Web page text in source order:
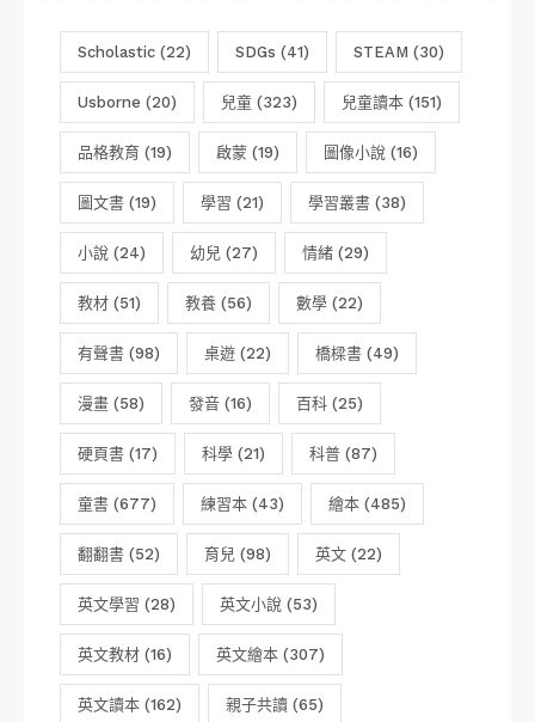
Scholastic (22) SDGs (41) STEAM (30)
Usborne (20) 兒童 (323) 兒童讀本 (151)
品格教育 (19) 啟蒙 (19) 圖像小說 (16)
圖文書 (19) 學習 (21) 學習叢書 (38)
小說 (24) 幼兒 (27) 情緒 (29)
教材 (51) 教養 (56) 數學 (22)
有聲書 (98) 桌遊 (22) 橋樑書 (49)
漫畫 (58) 發音 (16) 百科 (25)
硬頁書 (17) 科學 (21) 科普 (87)
童書 (677) 練習本 (43) 繪本 (485)
翻翻書 (52) 育兒 (98) 英文 (22)
英文學習 (28) 英文小說 (53)
英文教材 (16) 英文繪本 (307)
英文讀本 (162) 親子共讀 (65)